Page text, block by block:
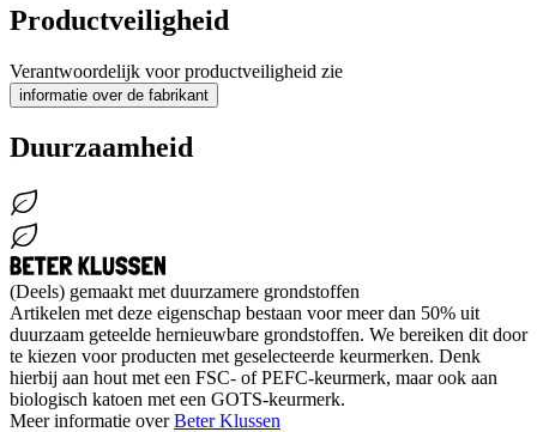
Productveiligheid
Verantwoordelijk voor productveiligheid zie
informatie over de fabrikant
Duurzaamheid
(Deels) gemaakt met duurzamere grondstoffen
Artikelen met deze eigenschap bestaan voor meer dan 50% uit
duurzaam geteelde hernieuwbare grondstoffen. We bereiken dit door
te kiezen voor producten met geselecteerde keurmerken. Denk
hierbij aan hout met een FSC- of PEFC-keurmerk, maar ook aan
biologisch katoen met een GOTS-keurmerk.
Meer informatie overBeter Klussen